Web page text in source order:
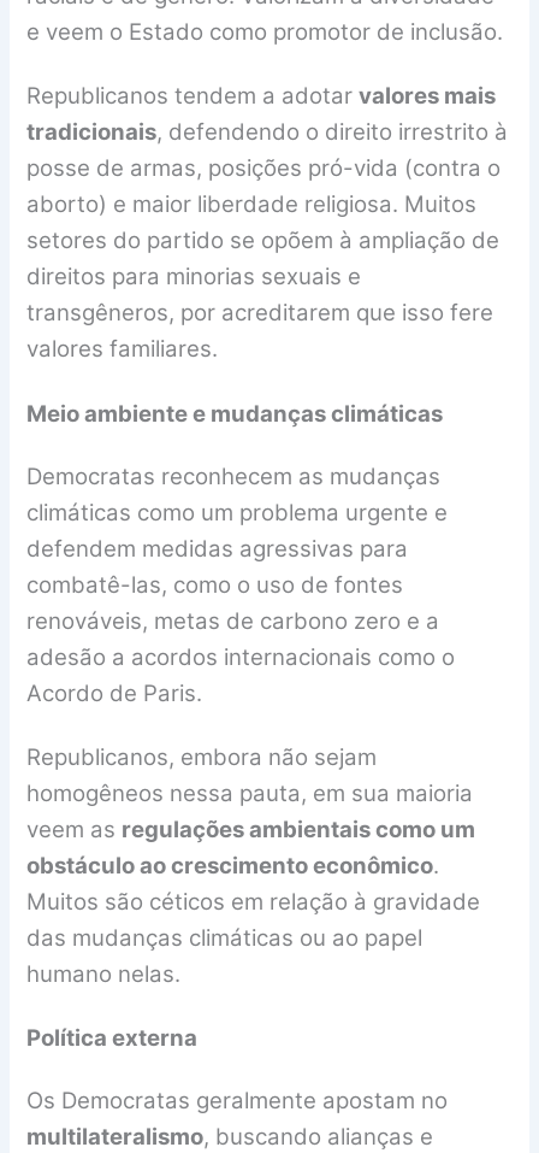
e veem o Estado como promotor de inclusão.
Republicanos tendem a adotarvalores mais
tradicionais, defendendo o direito irrestrito à
posse de armas, posições pró-vida (contra o
aborto) e maior liberdade religiosa. Muitos
setores do partido se opõem à ampliação de
direitos para minorias sexuais e
transgêneros, por acreditarem que isso fere
valores familiares.
Meio ambiente e mudanças climáticas
Democratas reconhecem as mudanças
climáticas como um problema urgente e
defendem medidas agressivas para
combatê-las, como o uso de fontes
renováveis, metas de carbono zero e a
adesão a acordos internacionais como o
Acordo de Paris.
Republicanos, embora não sejam
homogêneos nessa pauta, em sua maioria
veem as regulações ambientais como um
obstáculo ao crescimento econômico.
Muitos são céticos em relação à gravidade
das mudanças climáticas ou ao papel
humano nelas.
Política externa
Os Democratas geralmente apostam no
multilateralismo, buscando alianças e